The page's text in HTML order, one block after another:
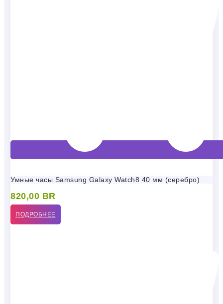
Умные часы Samsung Galaxy Watch8 40 мм (серебро)
820,00 BR
ПОДРОБНЕЕ